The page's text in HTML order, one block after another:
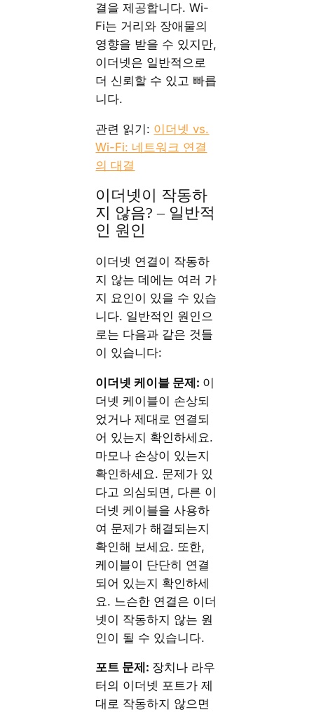
결을 제공합니다. Wi-
Fi는 거리와 장애물의
영향을 받을 수 있지만,
이더넷은 일반적으로
더 신뢰할 수 있고 빠릅
니다.
관련 읽기: 이더넷 vs.
Wi-Fi: 네트워크 연결
의 대결
이더넷이 작동하
지 않음? – 일반적
인 원인
이더넷 연결이 작동하
지 않는 데에는 여러 가
지 요인이 있을 수 있습
니다. 일반적인 원인으
로는 다음과 같은 것들
이 있습니다:
이더넷 케이블 문제: 이
더넷 케이블이 손상되
었거나 제대로 연결되
어 있는지 확인하세요.
마모나 손상이 있는지
확인하세요. 문제가 있
다고 의심되면, 다른 이
더넷 케이블을 사용하
여 문제가 해결되는지
확인해 보세요. 또한,
케이블이 단단히 연결
되어 있는지 확인하세
요. 느슨한 연결은 이더
넷이 작동하지 않는 원
인이 될 수 있습니다.
포트 문제: 장치나 라우
터의 이더넷 포트가 제
대로 작동하지 않으면